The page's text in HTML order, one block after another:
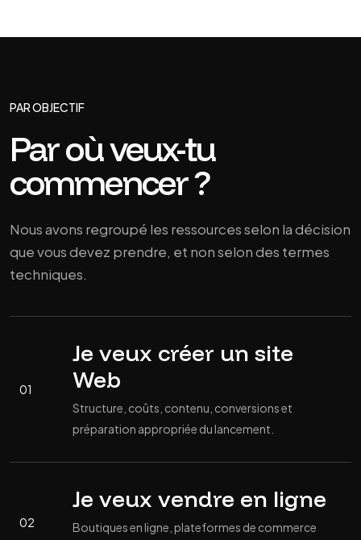
PAR OBJECTIF
Par où veux-tu
commencer ?
Nous avons regroupé les ressources selon la décision
que vous devez prendre, et non selon des termes
techniques.
01
Je veux créer un site
Web
Structure, coûts, contenu, conversions et
préparation appropriée du lancement.
02
Je veux vendre en ligne
Boutiques en ligne, plateformes de commerce